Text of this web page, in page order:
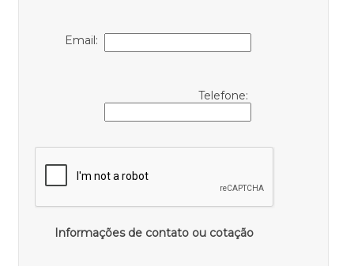
Email:
Telefone:
Informações de contato ou cotação